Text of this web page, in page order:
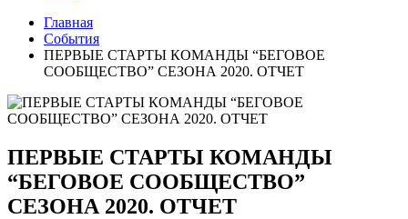
Главная
События
ПЕРВЫЕ СТАРТЫ КОМАНДЫ “БЕГОВОЕ
СООБЩЕСТВО” СЕЗОНА 2020. ОТЧЕТ
ПЕРВЫЕ СТАРТЫ КОМАНДЫ
“БЕГОВОЕ СООБЩЕСТВО”
СЕЗОНА 2020. ОТЧЕТ